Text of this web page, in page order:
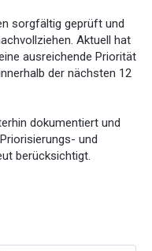
sorgfältig geprüft und
Aktuell hat
ausreichende Priorität
der nächsten 12
dokumentiert und
und
berücksichtigt.